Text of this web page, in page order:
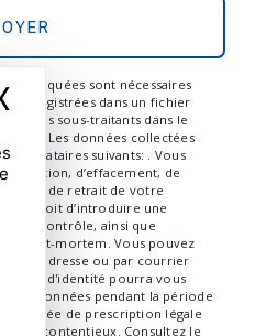
Masquer le
sont nécessaires
enregistrées dans un fichier
à et ses sous-traitants dans le
Les données collectées
destinataires suivants: . Vous
d’effacement, de
de retrait de votre
du droit d’introduire une
de contrôle, ainsi que
post-mortem. Vous pouvez
à l'adresse ou par courrier
d'identité pourra vous
vos données pendant la période
la durée de prescription légale
des contentieux. Consultez le